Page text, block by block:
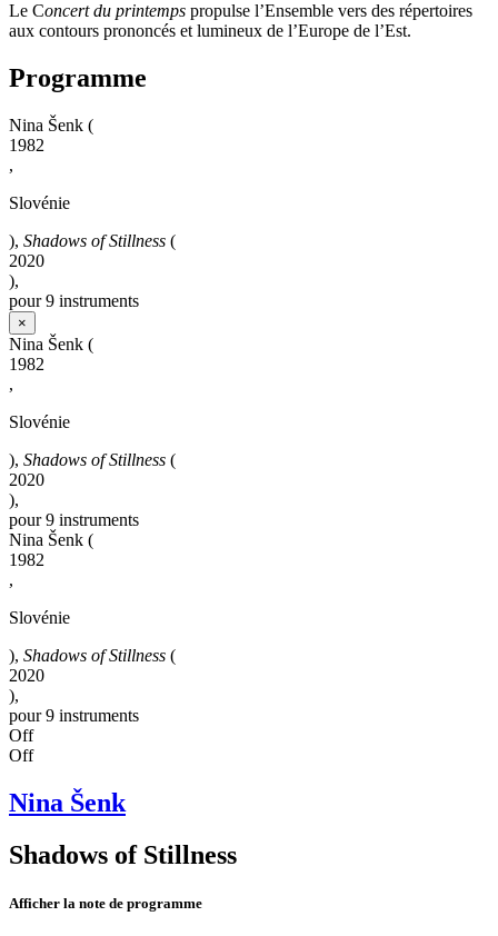
Le Concert du printemps propulse l’Ensemble vers des répertoires
aux contours prononcés et lumineux de l’Europe de l’Est.
Programme
Nina Šenk (
1982
,
Slovénie
), Shadows of Stillness (
2020
),
pour 9 instruments
×
Nina Šenk (
1982
,
Slovénie
), Shadows of Stillness (
2020
),
pour 9 instruments
Nina Šenk (
1982
,
Slovénie
), Shadows of Stillness (
2020
),
pour 9 instruments
Off
Off
Nina Šenk
Shadows of Stillness
Afficher la note de programme